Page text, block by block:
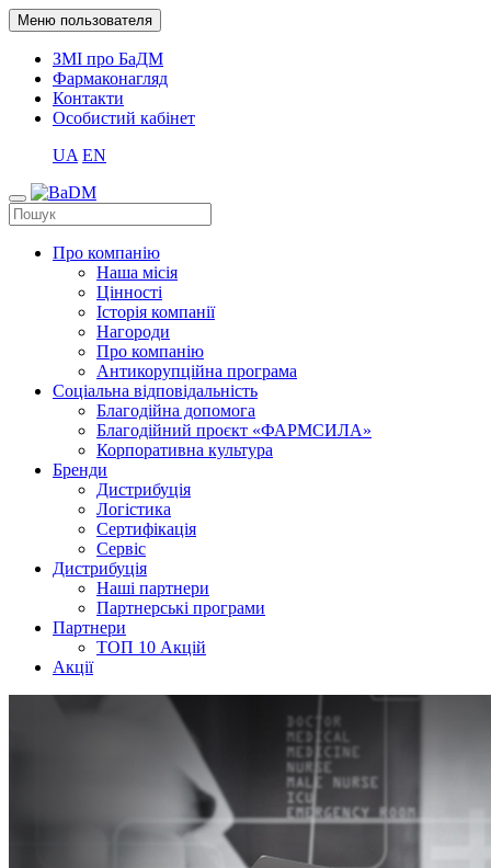
Меню пользователя
ЗМІ про БаДМ
Фармаконагляд
Контакти
Особистий кабінет
UA EN
Про компанію
Наша місія
Цінності
Історія компанії
Нагороди
Про компанію
Антикорупційна програма
Соціальна відповідальність
Благодійна допомога
Благодійний проєкт «ФАРМСИЛА»
Корпоративна культура
Бренди
Дистрибуція
Логістика
Сертифікація
Сервіс
Дистрибуція
Наші партнери
Партнерські програми
Партнери
ТОП 10 Акцій
Акції